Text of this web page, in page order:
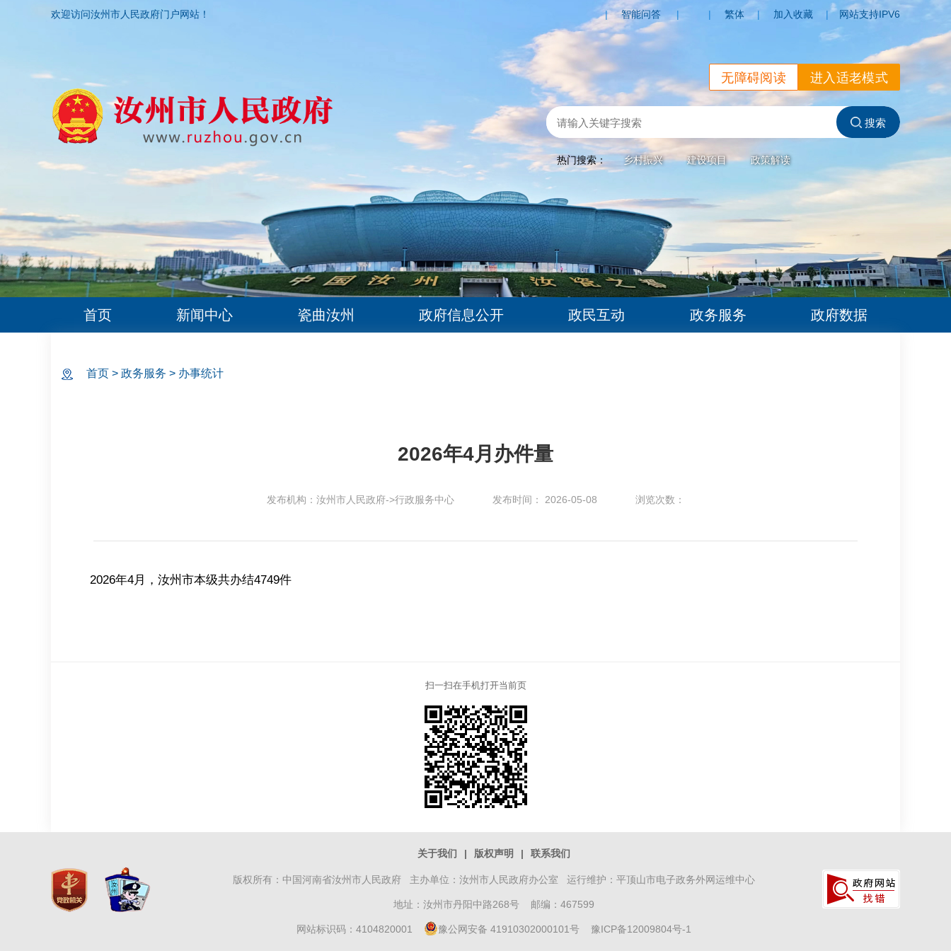
欢迎访问汝州市人民政府门户网站！ | 智能问答 | | 繁体 | 加入收藏 | 网站支持IPV6
进入适老模式
无障碍阅读
热门搜索： 乡村振兴 建设项目 政策解读
首页 新闻中心 瓷曲汝州 政府信息公开 政民互动 政务服务 政府数据
首页 > 政务服务 > 办事统计
2026年4月办件量
发布机构：汝州市人民政府->行政服务中心 发布时间： 2026-05-08 浏览次数：
2026年4月，汝州市本级共办结4749件
扫一扫在手机打开当前页
关于我们 | 版权声明 | 联系我们
版权所有：中国河南省汝州市人民政府 主办单位：汝州市人民政府办公室 运行维护：平顶山市电子政务外网运维中心
地址：汝州市丹阳中路268号 邮编：467599
网站标识码：4104820001 豫公网安备 41910302000101号 豫ICP备12009804号-1